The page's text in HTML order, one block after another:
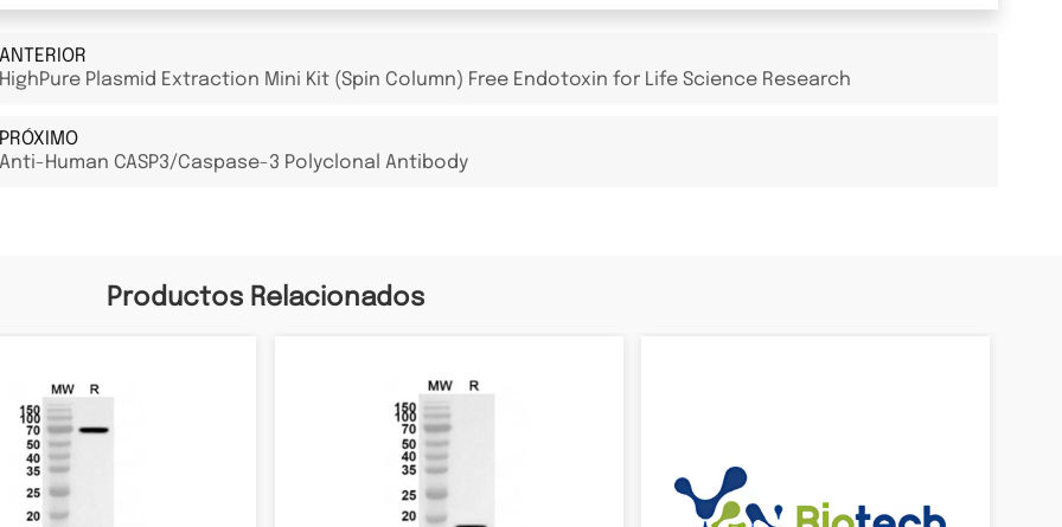
ANTERIOR
HighPure Plasmid Extraction Mini Kit (Spin Column) Free Endotoxin for Life Science Research
PRÓXIMO
Anti-Human CASP3/Caspase-3 Polyclonal Antibody
Productos Relacionados